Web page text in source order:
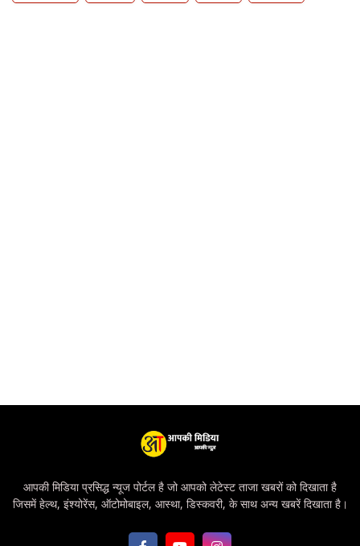
आपकी मिडिया प्रसिद्ध न्यूज पोर्टल है जो आपको लेटेस्ट ताजा खबरों को दिखाता है
जिसमें हेल्थ, इंश्योरेंस, ऑटोमोबाइल, आस्था, डिस्कवरी, के साथ अन्य खबरें दिखाता है।